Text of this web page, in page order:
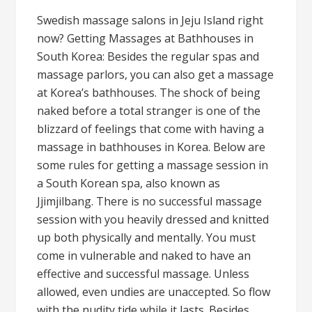
Swedish massage salons in Jeju Island right
now? Getting Massages at Bathhouses in
South Korea: Besides the regular spas and
massage parlors, you can also get a massage
at Korea’s bathhouses. The shock of being
naked before a total stranger is one of the
blizzard of feelings that come with having a
massage in bathhouses in Korea. Below are
some rules for getting a massage session in
a South Korean spa, also known as
Jjimjilbang. There is no successful massage
session with you heavily dressed and knitted
up both physically and mentally. You must
come in vulnerable and naked to have an
effective and successful massage. Unless
allowed, even undies are unaccepted. So flow